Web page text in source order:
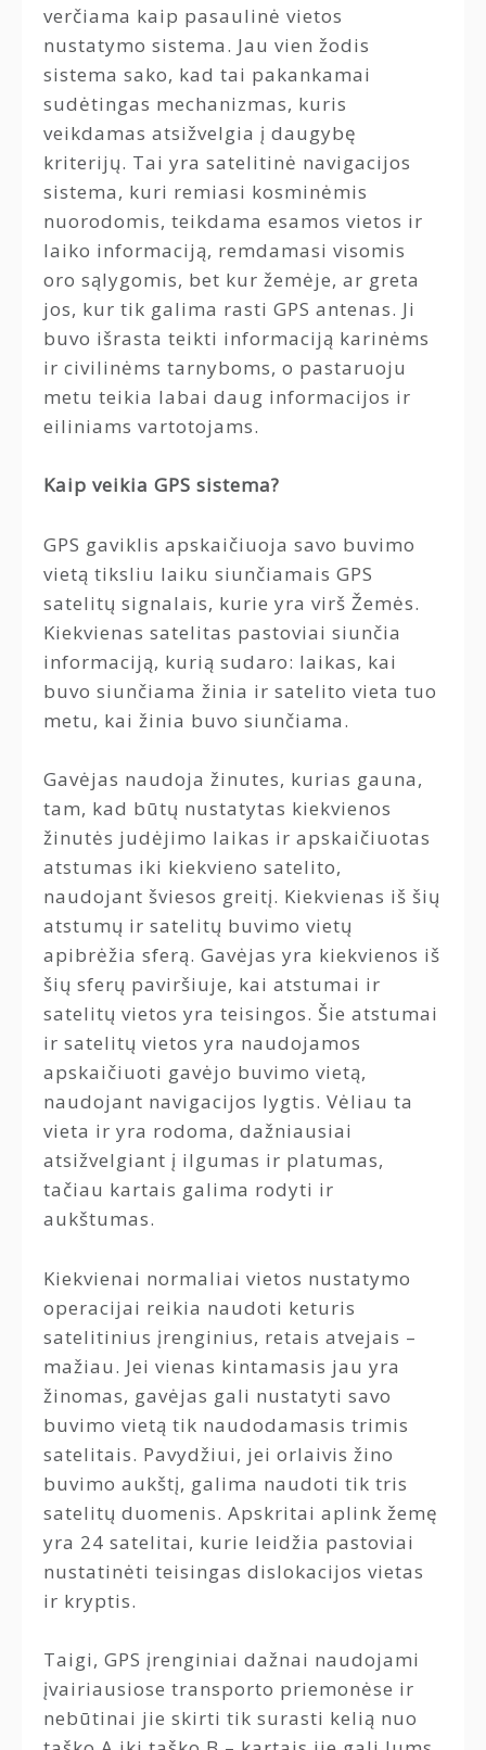
verčiama kaip pasaulinė vietos
nustatymo sistema. Jau vien žodis
sistema sako, kad tai pakankamai
sudėtingas mechanizmas, kuris
veikdamas atsižvelgia į daugybę
kriterijų. Tai yra satelitinė navigacijos
sistema, kuri remiasi kosminėmis
nuorodomis, teikdama esamos vietos ir
laiko informaciją, remdamasi visomis
oro sąlygomis, bet kur žemėje, ar greta
jos, kur tik galima rasti GPS antenas. Ji
buvo išrasta teikti informaciją karinėms
ir civilinėms tarnyboms, o pastaruoju
metu teikia labai daug informacijos ir
eiliniams vartotojams.
Kaip veikia GPS sistema?
GPS gaviklis apskaičiuoja savo buvimo
vietą tiksliu laiku siunčiamais GPS
satelitų signalais, kurie yra virš Žemės.
Kiekvienas satelitas pastoviai siunčia
informaciją, kurią sudaro: laikas, kai
buvo siunčiama žinia ir satelito vieta tuo
metu, kai žinia buvo siunčiama.
Gavėjas naudoja žinutes, kurias gauna,
tam, kad būtų nustatytas kiekvienos
žinutės judėjimo laikas ir apskaičiuotas
atstumas iki kiekvieno satelito,
naudojant šviesos greitį. Kiekvienas iš šių
atstumų ir satelitų buvimo vietų
apibrėžia sferą. Gavėjas yra kiekvienos iš
šių sferų paviršiuje, kai atstumai ir
satelitų vietos yra teisingos. Šie atstumai
ir satelitų vietos yra naudojamos
apskaičiuoti gavėjo buvimo vietą,
naudojant navigacijos lygtis. Vėliau ta
vieta ir yra rodoma, dažniausiai
atsižvelgiant į ilgumas ir platumas,
tačiau kartais galima rodyti ir
aukštumas.
Kiekvienai normaliai vietos nustatymo
operacijai reikia naudoti keturis
satelitinius įrenginius, retais atvejais –
mažiau. Jei vienas kintamasis jau yra
žinomas, gavėjas gali nustatyti savo
buvimo vietą tik naudodamasis trimis
satelitais. Pavydžiui, jei orlaivis žino
buvimo aukštį, galima naudoti tik tris
satelitų duomenis. Apskritai aplink žemę
yra 24 satelitai, kurie leidžia pastoviai
nustatinėti teisingas dislokacijos vietas
ir kryptis.
Taigi, GPS įrenginiai dažnai naudojami
įvairiausiose transporto priemonėse ir
nebūtinai jie skirti tik surasti kelią nuo